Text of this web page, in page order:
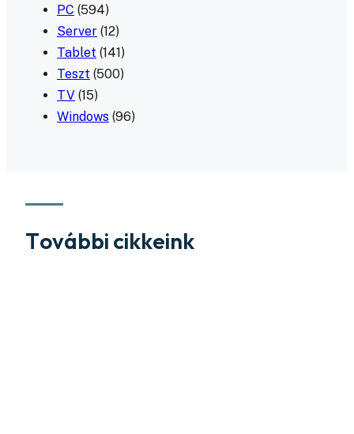
PC (594)
Server (12)
Tablet (141)
Teszt (500)
TV (15)
Windows (96)
További cikkeink